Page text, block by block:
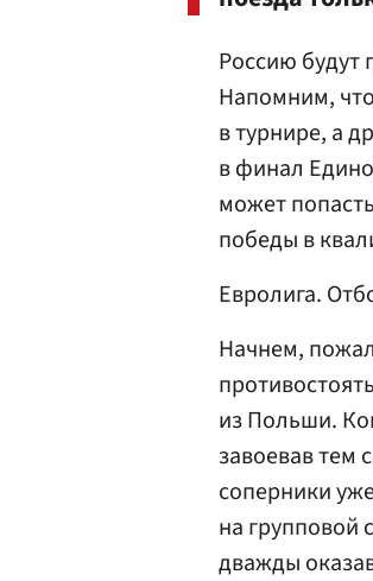
Россию будут
Напомним,
в турнире, а
в финал
может
победы в
Евролига.
Начнем,
из Польши.
завоевав тем
соперники
на групповой
дважды